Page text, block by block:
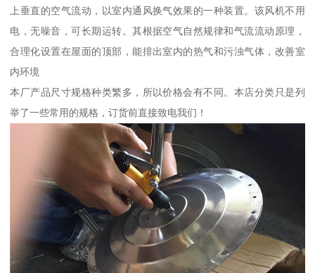
上垂直的空气流动，以室内通风换气效果的一种装置。该风机不用
电，无噪音，可长期运转。其根据空气自然规律和气流流动原理，
合理化设置在屋面的顶部，能排出室内的热气和污浊气体，改善室
内环境
本厂产品尺寸规格种类繁多，所以价格会有不同。本店分类只是列
举了一些常用的规格，订货前直接致电我们！